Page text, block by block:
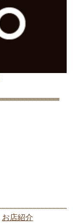
お店紹介